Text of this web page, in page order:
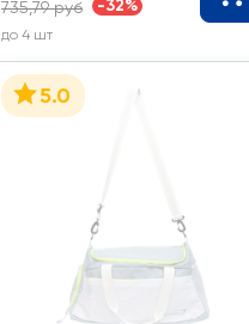
735,79 руб -32%
до 4 шт
5.0